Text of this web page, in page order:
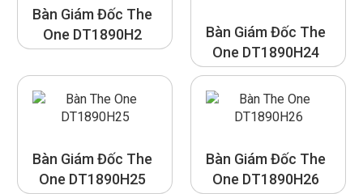
Bàn Giám Đốc The
One DT1890H2
Bàn Giám Đốc The
One DT1890H24
Bàn Giám Đốc The
One DT1890H25
Bàn Giám Đốc The
One DT1890H26